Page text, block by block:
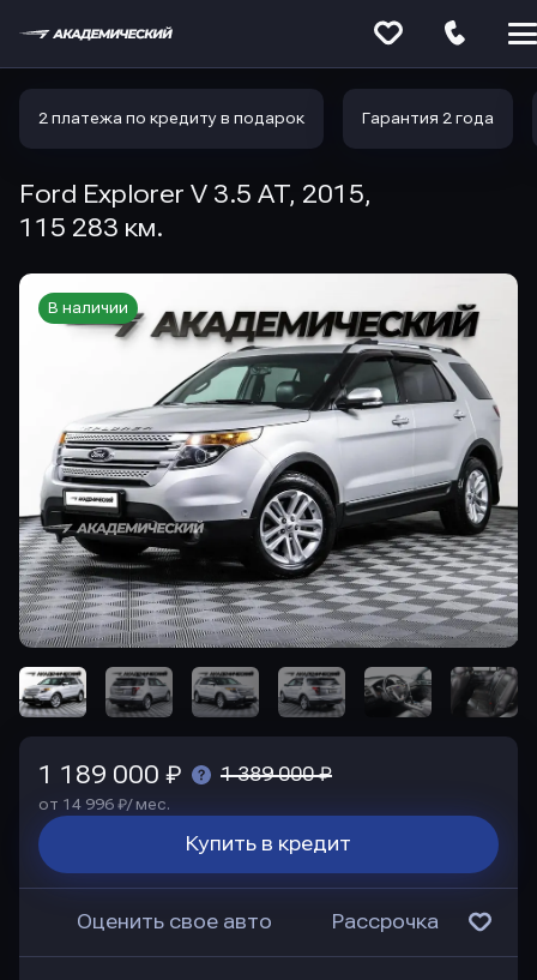
2 платежа по кредиту в подарок Гарантия 2 года
Ford Explorer V 3.5 AT, 2015,
115 283 км.
В наличии
1 189 000 ₽ 1 389 000 ₽
от 14 996 ₽/ мес.
Купить в кредит
Оценить свое авто Рассрочка